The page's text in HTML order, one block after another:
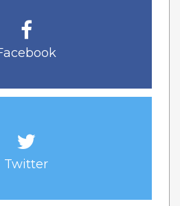
Twitter